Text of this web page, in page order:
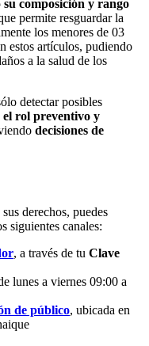
su composición y rango
permite resguardar la
los menores de 03
estos artículos, pudiendo
a la salud de los
detectar posibles
rol preventivo y
decisiones de
derechos, puedes
siguientes canales:
, a través de tu Clave
lunes a viernes 09:00 a
de público, ubicada en